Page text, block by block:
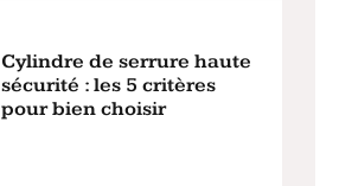
Cylindre de serrure haute
sécurité : les 5 critères
pour bien choisir